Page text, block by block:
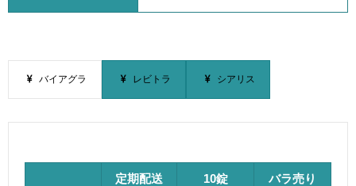
バイアグラ レビトラ シアリス
定期配送 10錠 バラ売り